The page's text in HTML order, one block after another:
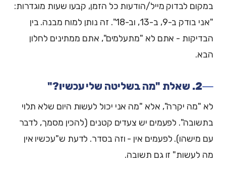
במקום לבדוק מייל/הודעות כל הזמן, קבעו שעות מוגדרות:
"אני בודק ב-9, ב-13, וב-18". זה נותן למוח מבנה. בין
הבדיקות - אתם לא "מתעלמים", אתם ממתינים לחלון
הבא.
2. שאלת "מה בשליטה שלי עכשיו?"
לא "מה יקרה", אלא "מה אני יכול לעשות היום שלא תלוי
בתשובה". לפעמים יש צעדים קטנים (להכין מסמך, לדבר
עם מישהו). לפעמים אין - וזה בסדר. לדעת ש"עכשיו אין
מה לעשות" זו גם תשובה.